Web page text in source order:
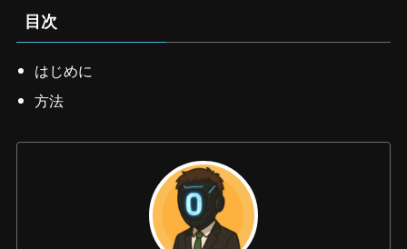
目次
はじめに
方法